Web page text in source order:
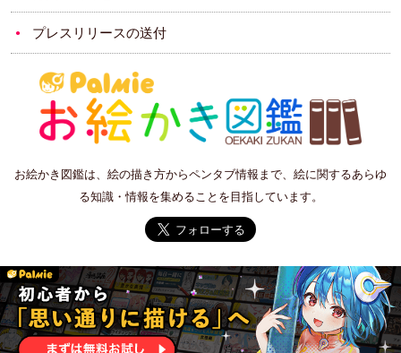
プレスリリースの送付
お絵かき図鑑は、絵の描き方からペンタブ情報まで、絵に関するあらゆ
る知識・情報を集めることを目指しています。